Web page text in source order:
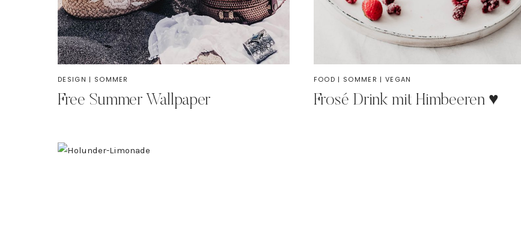
DESIGN | SOMMER
Free Summer Wallpaper
FOOD | SOMMER | VEGAN
Frosé Drink mit Himbeeren ♥